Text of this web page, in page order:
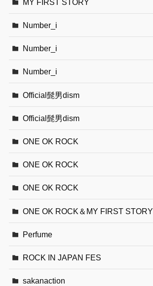
MY FIRST STORY
Number_i
Number_i
Number_i
Official髭男dism
Official髭男dism
ONE OK ROCK
ONE OK ROCK
ONE OK ROCK
ONE OK ROCK＆MY FIRST STORY
Perfume
ROCK IN JAPAN FES
sakanaction